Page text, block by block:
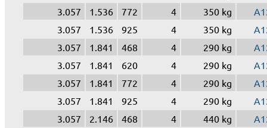
3.057
1.536 772 4 350 kg
3.057
1.536 925 4 350 kg
3.057
1.841 468 4 290 kg
3.057
1.841 620 4 290 kg
3.057
1.841 772 4 290 kg
3.057
1.841 925 4 290 kg
3.057
2.146 468 4 440 kg